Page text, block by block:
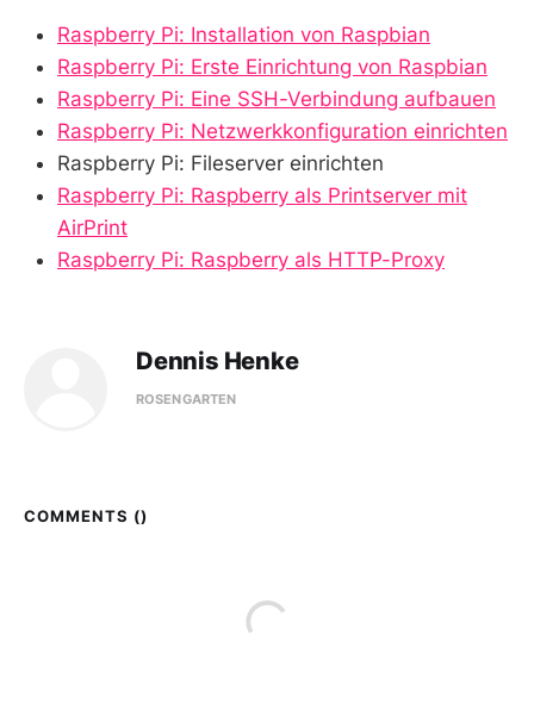
Raspberry Pi: Installation von Raspbian
Raspberry Pi: Erste Einrichtung von Raspbian
Raspberry Pi: Eine SSH-Verbindung aufbauen
Raspberry Pi: Netzwerkkonfiguration einrichten
Raspberry Pi: Fileserver einrichten
Raspberry Pi: Raspberry als Printserver mit
AirPrint
Raspberry Pi: Raspberry als HTTP-Proxy
Dennis Henke
ROSENGARTEN
COMMENTS ()